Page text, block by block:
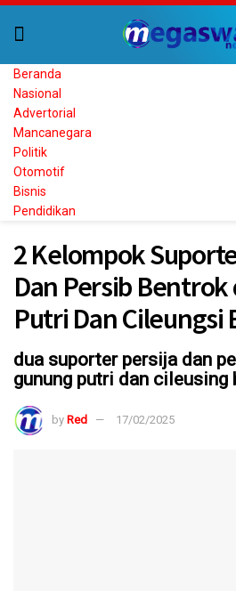
Beranda
Nasional
Advertorial
Mancanegara
Politik
Otomotif
Bisnis
Pendidikan
2 Kelompok
Dan Persib
Putri Dan Cileungsi
dua suporter persija dan
gunung putri dan cileusing
by Red 17/02/2025